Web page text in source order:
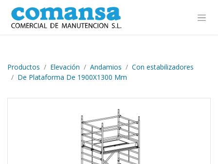
Ir al contenido
Productos Elevación Andamios
Con estabilizadores
De Plataforma De 1900X1300 Mm